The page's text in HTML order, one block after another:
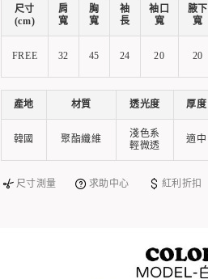
尺寸
(cm)
肩
寬
胸
寬
袖
長
袖口
寬
腋下
寬
FREE 32 45 24 20 20
產地 材質 透光度 厚度
韓國 聚酯纖維
淺色系
輕微透
適中
尺寸測量 求助中心 紅利折扣